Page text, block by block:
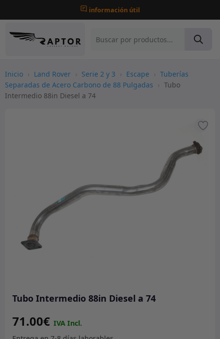
información útil
Inicio › Land Rover › Serie 2 y 3 › Escape › Tuberías
Separadas de Acero Carbono de 88 Pulgadas › Tubo
Intermedio 88in Diesel a 74
Tubo Intermedio 88in Diesel a 74
71.00€